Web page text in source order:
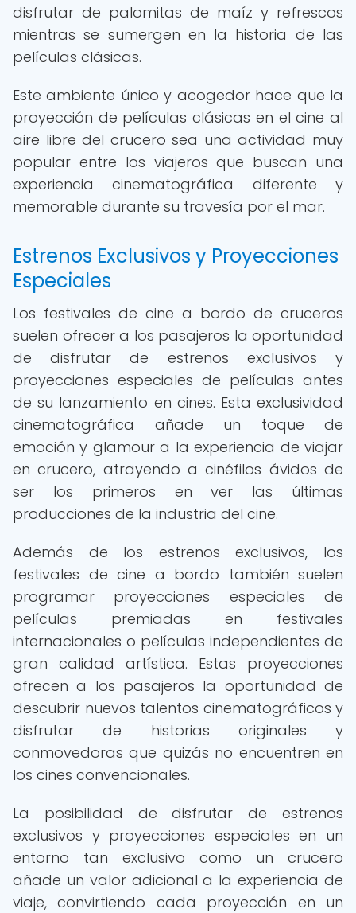
disfrutar de palomitas de maíz y refrescos
mientras se sumergen en la historia de las
películas clásicas.
Este ambiente único y acogedor hace que la
proyección de películas clásicas en el cine al
aire libre del crucero sea una actividad muy
popular entre los viajeros que buscan una
experiencia cinematográfica diferente y
memorable durante su travesía por el mar.
Estrenos Exclusivos y Proyecciones
Especiales
Los festivales de cine a bordo de cruceros
suelen ofrecer a los pasajeros la oportunidad
de disfrutar de estrenos exclusivos y
proyecciones especiales de películas antes
de su lanzamiento en cines. Esta exclusividad
cinematográfica añade un toque de
emoción y glamour a la experiencia de viajar
en crucero, atrayendo a cinéfilos ávidos de
ser los primeros en ver las últimas
producciones de la industria del cine.
Además de los estrenos exclusivos, los
festivales de cine a bordo también suelen
programar proyecciones especiales de
películas premiadas en festivales
internacionales o películas independientes de
gran calidad artística. Estas proyecciones
ofrecen a los pasajeros la oportunidad de
descubrir nuevos talentos cinematográficos y
disfrutar de historias originales y
conmovedoras que quizás no encuentren en
los cines convencionales.
La posibilidad de disfrutar de estrenos
exclusivos y proyecciones especiales en un
entorno tan exclusivo como un crucero
añade un valor adicional a la experiencia de
viaje, convirtiendo cada proyección en un